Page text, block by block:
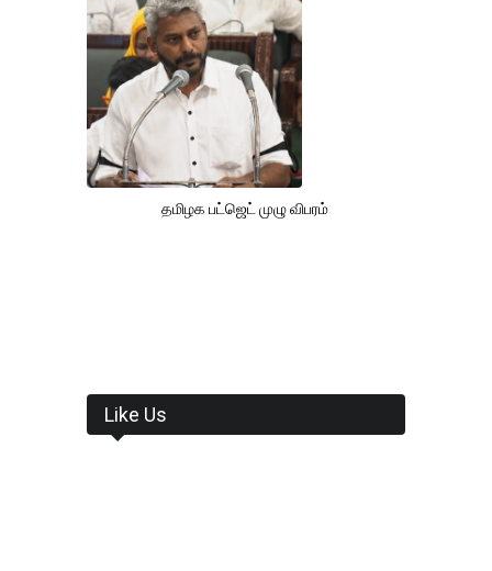
தமிழக பட்ஜெட் முழு விபரம்
Like Us